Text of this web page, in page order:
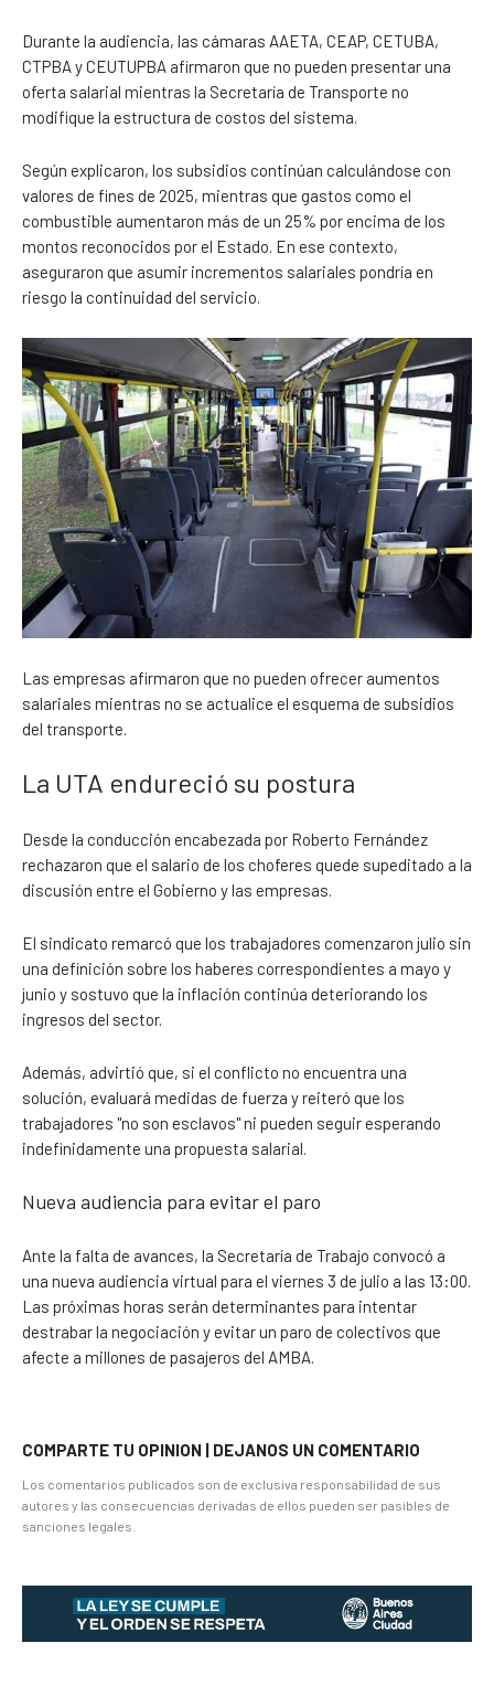
Durante la audiencia, las cámaras AAETA, CEAP, CETUBA,
CTPBA y CEUTUPBA afirmaron que no pueden presentar una
oferta salarial mientras la Secretaría de Transporte no
modifique la estructura de costos del sistema.
Según explicaron, los subsidios continúan calculándose con
valores de fines de 2025, mientras que gastos como el
combustible aumentaron más de un 25% por encima de los
montos reconocidos por el Estado. En ese contexto,
aseguraron que asumir incrementos salariales pondría en
riesgo la continuidad del servicio.
Las empresas afirmaron que no pueden ofrecer aumentos
salariales mientras no se actualice el esquema de subsidios
del transporte.
La UTA endureció su postura
Desde la conducción encabezada por Roberto Fernández
rechazaron que el salario de los choferes quede supeditado a la
discusión entre el Gobierno y las empresas.
El sindicato remarcó que los trabajadores comenzaron julio sin
una definición sobre los haberes correspondientes a mayo y
junio y sostuvo que la inflación continúa deteriorando los
ingresos del sector.
Además, advirtió que, si el conflicto no encuentra una
solución, evaluará medidas de fuerza y reiteró que los
trabajadores "no son esclavos" ni pueden seguir esperando
indefinidamente una propuesta salarial.
Nueva audiencia para evitar el paro
Ante la falta de avances, la Secretaría de Trabajo convocó a
una nueva audiencia virtual para el viernes 3 de julio a las 13:00.
Las próximas horas serán determinantes para intentar
destrabar la negociación y evitar un paro de colectivos que
afecte a millones de pasajeros del AMBA.
COMPARTE TU OPINION | DEJANOS UN COMENTARIO
Los comentarios publicados son de exclusiva responsabilidad de sus
autores y las consecuencias derivadas de ellos pueden ser pasibles de
sanciones legales.